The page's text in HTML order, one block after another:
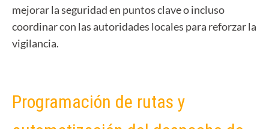
mejorar la seguridad en puntos clave o incluso
coordinar con las autoridades locales para reforzar la
vigilancia.
Programación de rutas y